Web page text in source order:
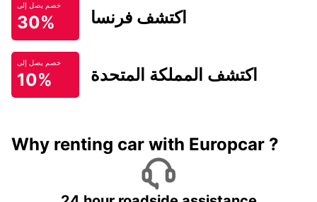
خصم يصل إلى
30% اكتشف فرنسا
خصم يصل إلى
10% اكتشف المملكة المتحدة
Why renting car with Europcar ?